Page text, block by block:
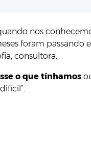
nos
foram passando e
consultora.
o que tínhamos